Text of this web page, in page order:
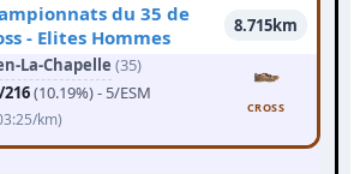
du 35 de
- Elites Hommes
8.715km
La-Chapelle (35)
(10.19%) - 5/ESM
km)
CROSS